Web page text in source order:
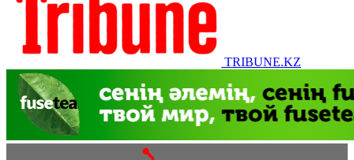
TRIBUNE.KZ